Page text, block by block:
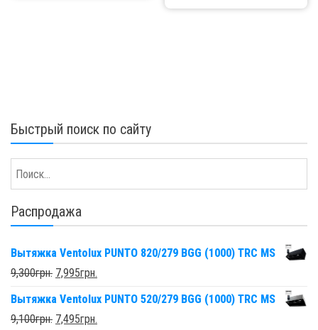
Быстрый поиск по сайту
Распродажа
Вытяжка Ventolux PUNTO 820/279 BGG (1000) TRC MS
9,300грн. 7,995грн.
Вытяжка Ventolux PUNTO 520/279 BGG (1000) TRC MS
9,100грн. 7,495грн.